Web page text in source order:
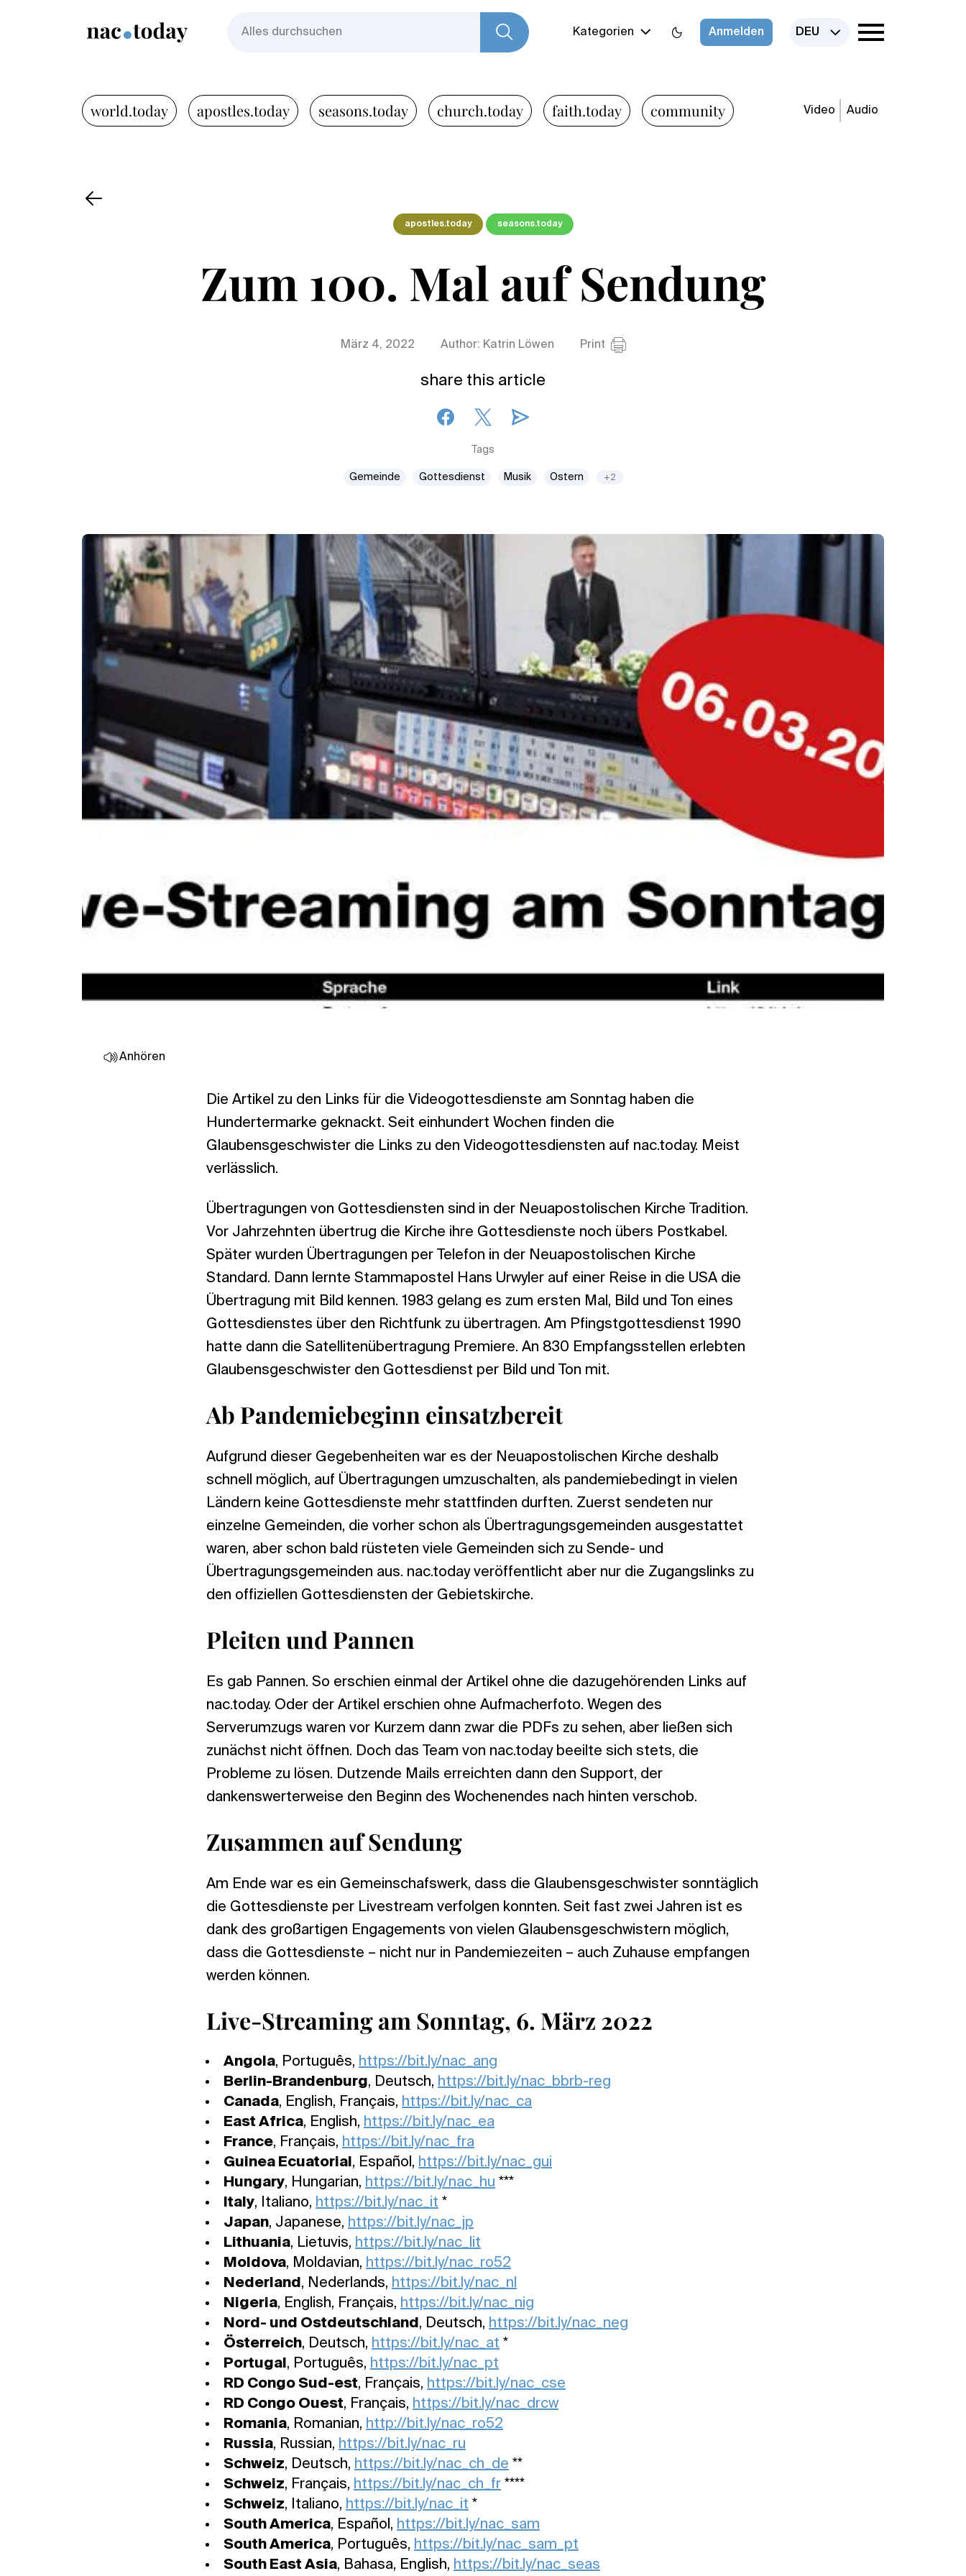
Kategorien Anmelden DEU
world.today apostles.today seasons.today church.today faith.today community Video Audio
apostles.today seasons.today
Zum 100. Mal auf Sendung
März 4, 2022 Author: Katrin Löwen Print
share this article
Tags
Gemeinde Gottesdienst Musik Ostern +2
Anhören
Die Artikel zu den Links für die Videogottesdienste am Sonntag haben die
Hundertermarke geknackt. Seit einhundert Wochen finden die
Glaubensgeschwister die Links zu den Videogottesdiensten auf nac.today. Meist
verlässlich.
Übertragungen von Gottesdiensten sind in der Neuapostolischen Kirche Tradition.
Vor Jahrzehnten übertrug die Kirche ihre Gottesdienste noch übers Postkabel.
Später wurden Übertragungen per Telefon in der Neuapostolischen Kirche
Standard. Dann lernte Stammapostel Hans Urwyler auf einer Reise in die USA die
Übertragung mit Bild kennen. 1983 gelang es zum ersten Mal, Bild und Ton eines
Gottesdienstes über den Richtfunk zu übertragen. Am Pfingstgottesdienst 1990
hatte dann die Satellitenübertragung Premiere. An 830 Empfangsstellen erlebten
Glaubensgeschwister den Gottesdienst per Bild und Ton mit.
Ab Pandemiebeginn einsatzbereit
Aufgrund dieser Gegebenheiten war es der Neuapostolischen Kirche deshalb
schnell möglich, auf Übertragungen umzuschalten, als pandemiebedingt in vielen
Ländern keine Gottesdienste mehr stattfinden durften. Zuerst sendeten nur
einzelne Gemeinden, die vorher schon als Übertragungsgemeinden ausgestattet
waren, aber schon bald rüsteten viele Gemeinden sich zu Sende- und
Übertragungsgemeinden aus. nac.today veröffentlicht aber nur die Zugangslinks zu
den offiziellen Gottesdiensten der Gebietskirche.
Pleiten und Pannen
Es gab Pannen. So erschien einmal der Artikel ohne die dazugehörenden Links auf
nac.today. Oder der Artikel erschien ohne Aufmacherfoto. Wegen des
Serverumzugs waren vor Kurzem dann zwar die PDFs zu sehen, aber ließen sich
zunächst nicht öffnen. Doch das Team von nac.today beeilte sich stets, die
Probleme zu lösen. Dutzende Mails erreichten dann den Support, der
dankenswerterweise den Beginn des Wochenendes nach hinten verschob.
Zusammen auf Sendung
Am Ende war es ein Gemeinschafswerk, dass die Glaubensgeschwister sonntäglich
die Gottesdienste per Livestream verfolgen konnten. Seit fast zwei Jahren ist es
dank des großartigen Engagements von vielen Glaubensgeschwistern möglich,
dass die Gottesdienste – nicht nur in Pandemiezeiten – auch Zuhause empfangen
werden können.
Live-Streaming am Sonntag, 6. März 2022
Angola, Português, https://bit.ly/nac_ang
Berlin-Brandenburg, Deutsch, https://bit.ly/nac_bbrb-reg
Canada, English, Français, https://bit.ly/nac_ca
East Africa, English, https://bit.ly/nac_ea
France, Français, https://bit.ly/nac_fra
Guinea Ecuatorial, Español, https://bit.ly/nac_gui
Hungary, Hungarian, https://bit.ly/nac_hu ***
Italy, Italiano, https://bit.ly/nac_it *
Japan, Japanese, https://bit.ly/nac_jp
Lithuania, Lietuvis, https://bit.ly/nac_lit
Moldova, Moldavian, https://bit.ly/nac_ro52
Nederland, Nederlands, https://bit.ly/nac_nl
Nigeria, English, Français, https://bit.ly/nac_nig
Nord- und Ostdeutschland, Deutsch, https://bit.ly/nac_neg
Österreich, Deutsch, https://bit.ly/nac_at *
Portugal, Português, https://bit.ly/nac_pt
RD Congo Sud-est, Français, https://bit.ly/nac_cse
RD Congo Ouest, Français, https://bit.ly/nac_drcw
Romania, Romanian, http://bit.ly/nac_ro52
Russia, Russian, https://bit.ly/nac_ru
Schweiz, Deutsch, https://bit.ly/nac_ch_de **
Schweiz, Français, https://bit.ly/nac_ch_fr ****
Schweiz, Italiano, https://bit.ly/nac_it *
South America, Español, https://bit.ly/nac_sam
South America, Português, https://bit.ly/nac_sam_pt
South East Asia, Bahasa, English, https://bit.ly/nac_seas